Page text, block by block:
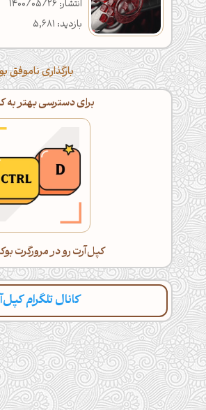
انتشار: 1400/05/26
بازدید: 5,681
بارگذاری ناموفق
برای دسترسی بهتر به
کپل‌آرت رو در مرورگرت
کانال تلگرام